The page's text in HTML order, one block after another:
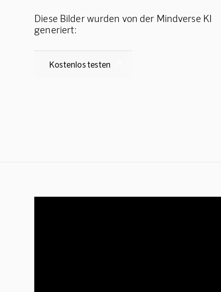
Diese Bilder wurden von der Mindverse KI
generiert:
Kostenlos testen